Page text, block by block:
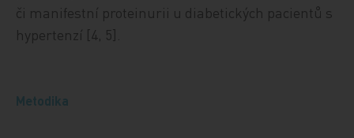
či manifestní proteinurii u diabetických pacientů s
hypertenzí [4, 5].
Metodika